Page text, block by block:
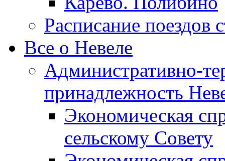
Расписание поездов
Все о Невеле
Административно-
принадлежность
Экономическая
сельскому Совету